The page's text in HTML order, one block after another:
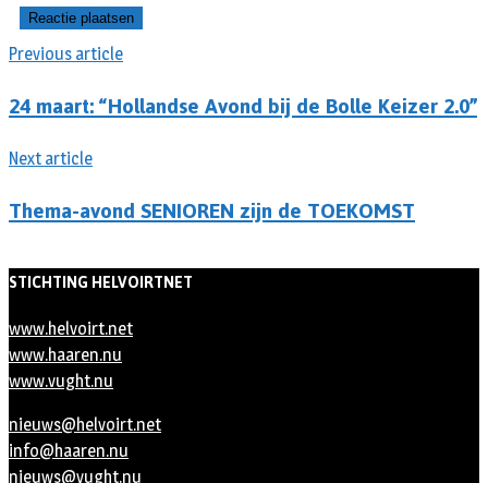
Previous article
24 maart: “Hollandse Avond bij de Bolle Keizer 2.0”
Next article
Thema-avond SENIOREN zijn de TOEKOMST
STICHTING HELVOIRTNET
www.helvoirt.net
www.haaren.nu
www.vught.nu
nieuws@helvoirt.net
info@haaren.nu
nieuws@vught.nu